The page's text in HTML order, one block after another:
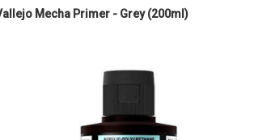
Mecha Primer - Grey (200ml)